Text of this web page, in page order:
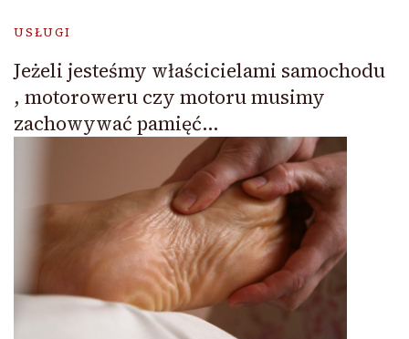
USŁUGI
Jeżeli jesteśmy właścicielami samochodu
, motoroweru czy motoru musimy
zachowywać pamięć…